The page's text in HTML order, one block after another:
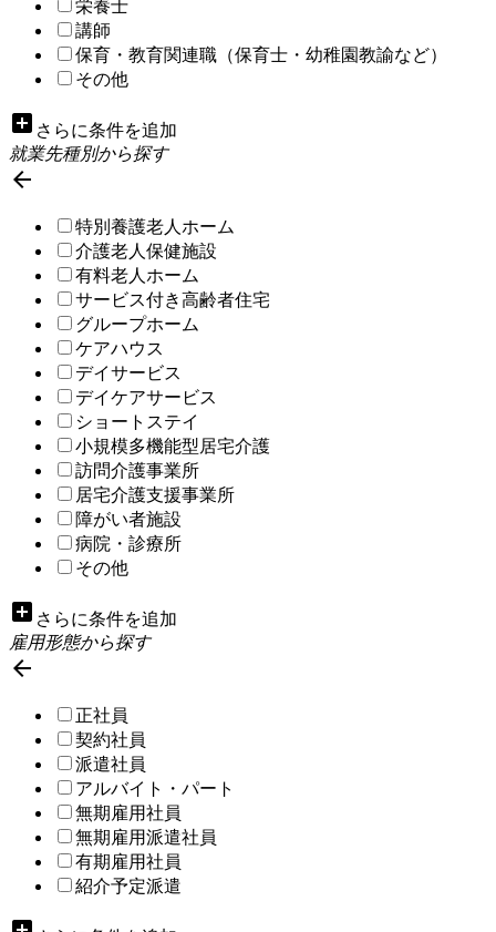
栄養士
講師
保育・教育関連職（保育士・幼稚園教諭など）
その他
add_box さらに条件を追加
就業先種別から探す

特別養護老人ホーム
介護老人保健施設
有料老人ホーム
サービス付き高齢者住宅
グループホーム
ケアハウス
デイサービス
デイケアサービス
ショートステイ
小規模多機能型居宅介護
訪問介護事業所
居宅介護支援事業所
障がい者施設
病院・診療所
その他
add_box さらに条件を追加
雇用形態から探す

正社員
契約社員
派遣社員
アルバイト・パート
無期雇用社員
無期雇用派遣社員
有期雇用社員
紹介予定派遣